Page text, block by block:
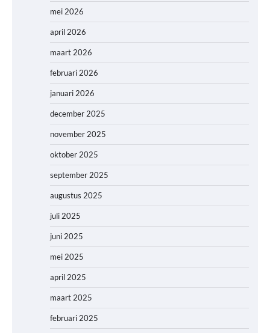
mei 2026
april 2026
maart 2026
februari 2026
januari 2026
december 2025
november 2025
oktober 2025
september 2025
augustus 2025
juli 2025
juni 2025
mei 2025
april 2025
maart 2025
februari 2025